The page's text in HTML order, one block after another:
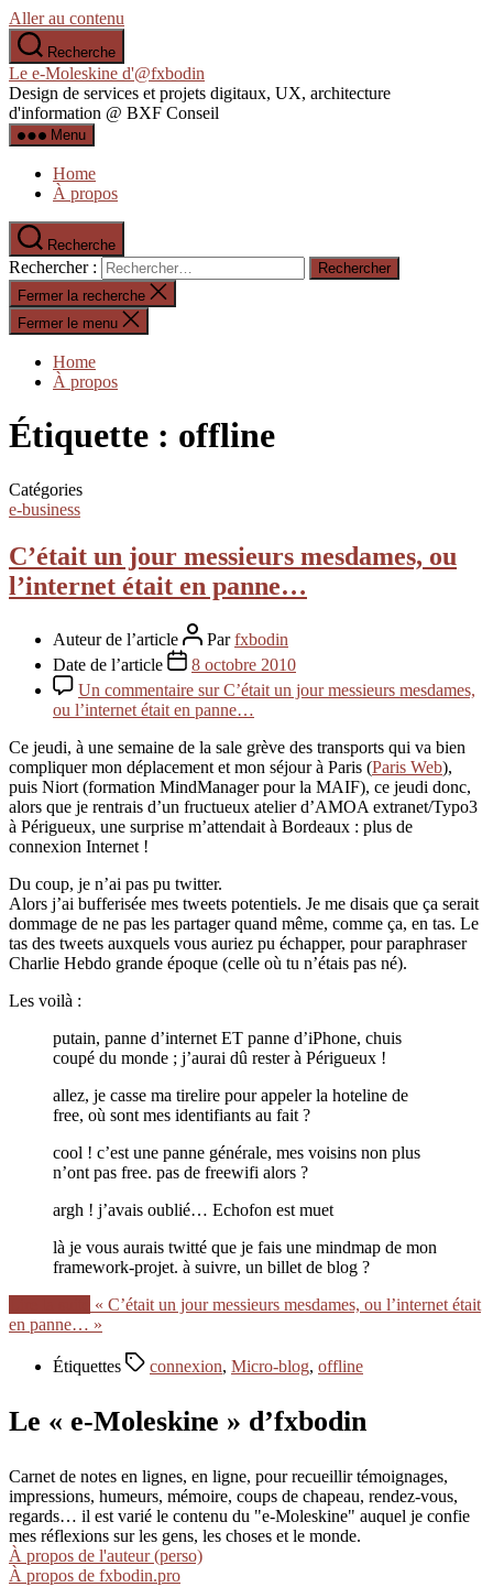
Aller au contenu
Recherche
Le e-Moleskine d'@fxbodin
Design de services et projets digitaux, UX, architecture
d'information @ BXF Conseil
Menu
Home
À propos
Recherche
Rechercher :
Fermer la recherche
Fermer le menu
Home
À propos
Étiquette : offline
Catégories
e-business
C’était un jour messieurs mesdames, ou
l’internet était en panne…
Auteur de l’article Parfxbodin
Date de l’article
8 octobre 2010
Un commentaire sur C’était un jour messieurs mesdames,
ou l’internet était en panne…
Ce jeudi, à une semaine de la sale grève des transports qui va bien
compliquer mon déplacement et mon séjour à Paris (Paris Web),
puis Niort (formation MindManager pour la MAIF), ce jeudi donc,
alors que je rentrais d’un fructueux atelier d’AMOA extranet/Typo3
à Périgueux, une surprise m’attendait à Bordeaux : plus de
connexion Internet !
Du coup, je n’ai pas pu twitter.
Alors j’ai bufferisée mes tweets potentiels. Je me disais que ça serait
dommage de ne pas les partager quand même, comme ça, en tas. Le
tas des tweets auxquels vous auriez pu échapper, pour paraphraser
Charlie Hebdo grande époque (celle où tu n’étais pas né).
Les voilà :
putain, panne d’internet ET panne d’iPhone, chuis
coupé du monde ; j’aurai dû rester à Périgueux !
allez, je casse ma tirelire pour appeler la hoteline de
free, où sont mes identifiants au fait ?
cool ! c’est une panne générale, mes voisins non plus
n’ont pas free. pas de freewifi alors ?
argh ! j’avais oublié… Echofon est muet
là je vous aurais twitté que je fais une mindmap de mon
framework-projet. à suivre, un billet de blog ?
« C’était un jour messieurs mesdames, ou l’internet était
en panne… »
Étiquettes connexion, Micro-blog, offline
Le « e-Moleskine » d’fxbodin
Carnet de notes en lignes, en ligne, pour recueillir témoignages,
impressions, humeurs, mémoire, coups de chapeau, rendez-vous,
regards… il est varié le contenu du "e-Moleskine" auquel je confie
mes réflexions sur les gens, les choses et le monde.
À propos de l'auteur (perso)
À propos de fxbodin.pro